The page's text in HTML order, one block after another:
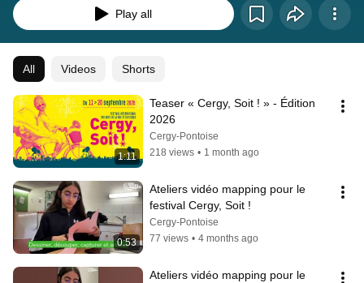
Play all
All Videos Shorts
1:11
Teaser « Cergy, Soit ! » - Édition
2026
Cergy-Pontoise
218 views • 1 month ago
0:53
Ateliers vidéo mapping pour le
festival Cergy, Soit !
Cergy-Pontoise
77 views • 4 months ago
Ateliers vidéo mapping pour le